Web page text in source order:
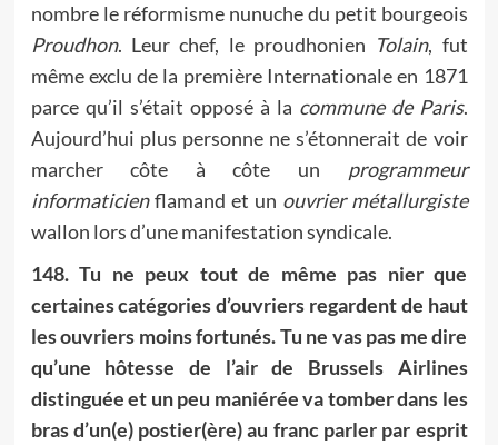
nombre le réformisme nunuche du petit bourgeois
Proudhon. Leur chef, le proudhonien Tolain, fut
même exclu de la première Internationale en 1871
parce qu’il s’était opposé à la commune de Paris.
Aujourd’hui plus personne ne s’étonnerait de voir
marcher côte à côte un programmeur
informaticienflamand et un ouvrier métallurgiste
wallon lors d’une manifestation syndicale.
148. Tu ne peux tout de même pas nier que
certaines catégories d’ouvriers regardent de haut
les ouvriers moins fortunés. Tu ne vas pas me dire
qu’une hôtesse de l’air de Brussels Airlines
distinguée et un peu maniérée va tomber dans les
bras d’un(e) postier(ère) au franc parler par esprit